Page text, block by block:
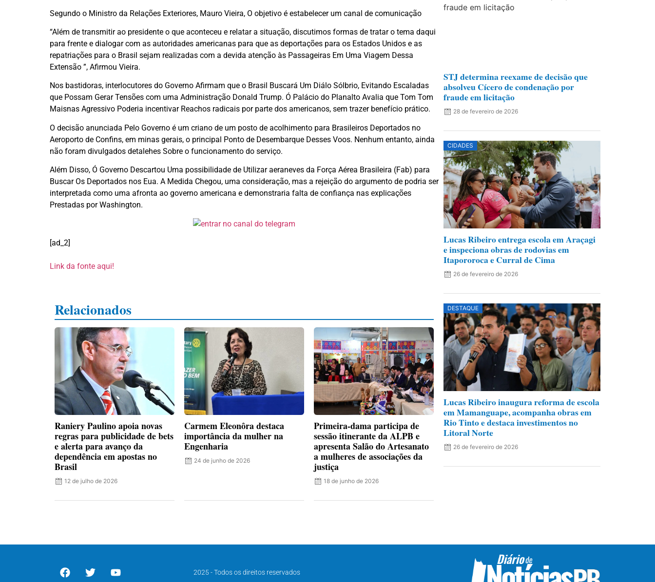
Segundo o Ministro da Relações Exteriores, Mauro Vieira, O objetivo é estabelecer um canal de comunicação
“Além de transmitir ao presidente o que aconteceu e relatar a situação, discutimos formas de tratar o tema daqui
para frente e dialogar com as autoridades americanas para que as deportações para os Estados Unidos e as
repatriações para o Brasil sejam realizadas com a devida atenção às Passageiras Em Uma Viagem Dessa
Extensão ”, Afirmou Vieira.
Nos bastidoras, interlocutores do Governo Afirmam que o Brasil Buscará Um Diálo Sólbrio, Evitando Escaladas
que Possam Gerar Tensões com uma Administração Donald Trump. Ó Palácio do Planalto Avalia que Tom Tom
Maisnas Agressivo Poderia incentivar Reachos radicais por parte dos americanos, sem trazer benefício prático.
O decisão anunciada Pelo Governo é um criano de um posto de acolhimento para Brasileiros Deportados no
Aeroporto de Confins, em minas gerais, o principal Ponto de Desembarque Desses Voos. Nenhum entanto, ainda
não foram divulgados detalehes Sobre o funcionamento do serviço.
Além Disso, Ó Governo Descartou Uma possibilidade de Utilizar aeraneves da Força Aérea Brasileira (Fab) para
Buscar Os Deportados nos Eua. A Medida Chegou, uma consideração, mas a rejeição do argumento de podria ser
interpretada como uma afronta ao governo americana e demonstraria falta de confiança nas explicações
Prestadas por Washington.
[ad_2]
Link da fonte aqui!
Relacionados
Raniery Paulino apoia novas
regras para publicidade de bets
e alerta para avanço da
dependência em apostas no
Brasil
12 de julho de 2026
Carmem Eleonôra destaca
importância da mulher na
Engenharia
24 de junho de 2026
Primeira-dama participa de
sessão itinerante da ALPB e
apresenta Salão do Artesanato
a mulheres de associações da
justiça
18 de junho de 2026
STJ determina reexame de decisão que
absolveu Cícero de condenação por
fraude em licitação
28 de fevereiro de 2026
CIDADES
Lucas Ribeiro entrega escola em Araçagi
e inspeciona obras de rodovias em
Itapororoca e Curral de Cima
26 de fevereiro de 2026
DESTAQUE
Lucas Ribeiro inaugura reforma de escola
em Mamanguape, acompanha obras em
Rio Tinto e destaca investimentos no
Litoral Norte
26 de fevereiro de 2026
2025 - Todos os direitos reservados